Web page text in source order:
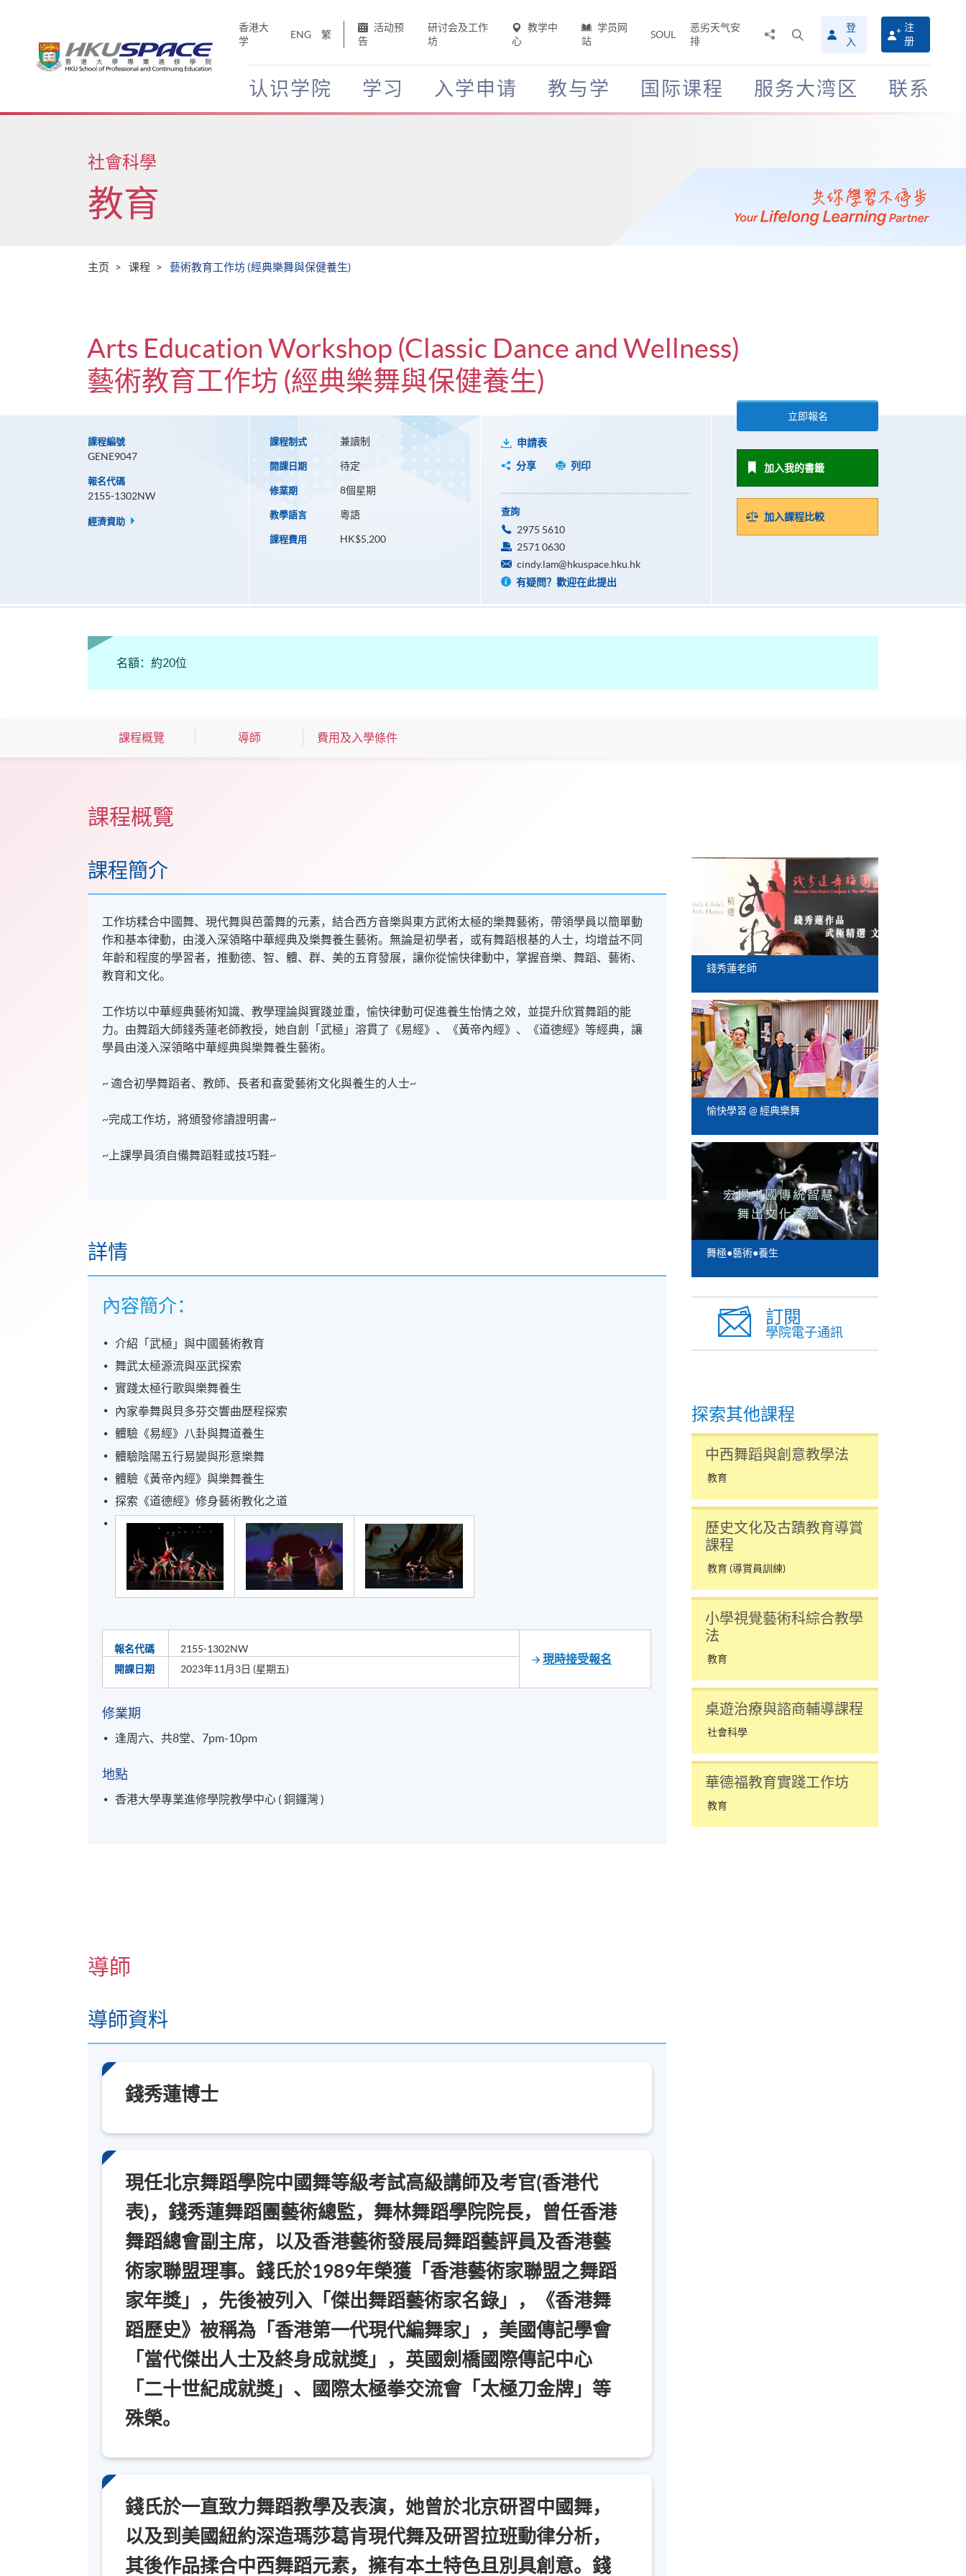
香港大
学
ENG 繁
活动预
告
研讨会及工作
坊
教学中
心
学员网
站
SOUL
恶劣天气安
排
搜
寻
介
面
登
入
注
册
认识学院 学习 入学申请 教与学 国际课程 服务大湾区 联系
Main
社會科學
教育
主页 课程 藝術教育工作坊 (經典樂舞與保健養生)
Arts Education Workshop (Classic Dance and Wellness)
藝術教育工作坊 (經典樂舞與保健養生)
課程編號
GENE9047
報名代碼
2155-1302NW
經濟資助
課程制式 兼讀制
開課日期 待定
修業期 8個星期
教學語言 粵語
課程費用 HK$5,200
申請表
分享
列印
查詢
2975 5610
2571 0630
cindy.lam@hkuspace.hku.hk
有疑問？歡迎在此提出
立即報名
加入我的書籤
加入課程比較
名額：約20位
課程概覽 導師 費用及入學條件
課程概覽
課程簡介
工作坊糅合中國舞、現代舞與芭蕾舞的元素，結合西方音樂與東方武術太極的樂舞藝術，帶領學員以簡單動
作和基本律動，由淺入深領略中華經典及樂舞養生藝術。無論是初學者，或有舞蹈根基的人士，均增益不同
年齡和程度的學習者，推動德、智、體、群、美的五育發展，讓你從愉快律動中，掌握音樂、舞蹈、藝術、
教育和文化。
工作坊以中華經典藝術知識、教學理論與實踐並重，愉快律動可促進養生怡情之效，並提升欣賞舞蹈的能
力。由舞蹈大師錢秀蓮老師教授，她自創「武極」溶貫了《易經》、《黃帝內經》、《道德經》等經典，讓
學員由淺入深領略中華經典與樂舞養生藝術。
~ 適合初學舞蹈者、教師、長者和喜愛藝術文化與養生的人士~
~完成工作坊，將頒發修讀證明書~
~上課學員須自備舞蹈鞋或技巧鞋~
詳情
內容簡介：
介紹「武極」與中國藝術教育
舞武太極源流與巫武探索
實踐太極行歌與樂舞養生
內家拳舞與貝多芬交響曲歷程探索
體驗《易經》八卦與舞道養生
體驗陰陽五行易變與形意樂舞
體驗《黃帝內經》與樂舞養生
探索《道德經》修身藝術教化之道
報名代碼 2155-1302NW
現時接受報名
開課日期 2023年11月3日 (星期五)
修業期
逢周六、共8堂、7pm-10pm
地點
香港大學專業進修學院教學中心 ( 銅鑼灣 )
導師
導師資料
錢秀蓮博士
現任北京舞蹈學院中國舞等級考試高級講師及考官(香港代
表)，錢秀蓮舞蹈團藝術總監，舞林舞蹈學院院長，曾任香港
舞蹈總會副主席，以及香港藝術發展局舞蹈藝評員及香港藝
術家聯盟理事。錢氏於1989年榮獲「香港藝術家聯盟之舞蹈
家年獎」，先後被列入「傑出舞蹈藝術家名錄」，《香港舞
蹈歷史》被稱為「香港第一代現代編舞家」，美國傳記學會
「當代傑出人士及終身成就獎」，英國劍橋國際傳記中心
「二十世紀成就獎」、國際太極拳交流會「太極刀金牌」等
殊榮。
錢氏於一直致力舞蹈教學及表演，她曾於北京研習中國舞，
以及到美國紐約深造瑪莎葛肯現代舞及研習拉班動律分析，
其後作品揉合中西舞蹈元素，擁有本土特色且別具創意。錢
錢秀蓮老師
愉快學習 @ 經典樂舞
舞極●藝術●養生
訂閱
學院電子通訊
探索其他課程
中西舞蹈與創意教學法
教育
歷史文化及古蹟教育導賞
課程
教育 (導賞員訓練)
小學視覺藝術科綜合教學
法
教育
桌遊治療與諮商輔導課程
社會科學
華德福教育實踐工作坊
教育